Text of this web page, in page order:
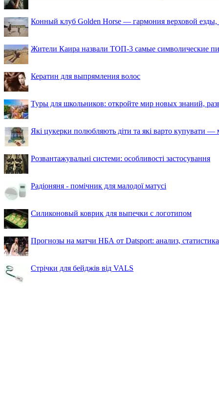
Конный клуб Golden Horse — гармония верховой езды,
Жители Каира назвали ТОП-3 самые символические
Кератин для выпрямления волос
Туры для школьников: откройте мир новых знаний,
Які цукерки полюбляють діти та які варто купувати —
Розвантажувальні системи: особливості застосування
Радіоняня - помічник для малодої матусі
Силиконовый коврик для выпечки с логотипом
Прогнозы на матчи НБА от Datsport: анализ,
Стрічки для бейджів від VALS